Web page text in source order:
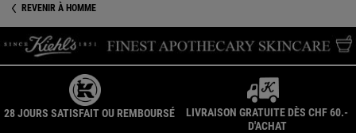
REVENIR À HOMME
28 JOURS SATISFAIT OU REMBOURSÉ
LIVRAISON GRATUITE DÈS CHF 60.-
D'ACHAT